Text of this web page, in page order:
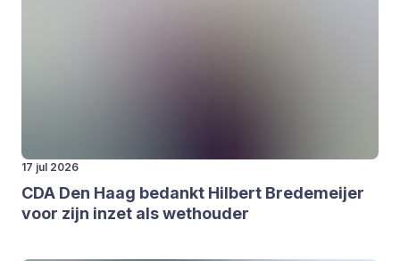
17 jul 2026
CDA Den Haag bedankt Hil­bert Bre­de­meij­er
voor zijn inzet als wet­hou­der